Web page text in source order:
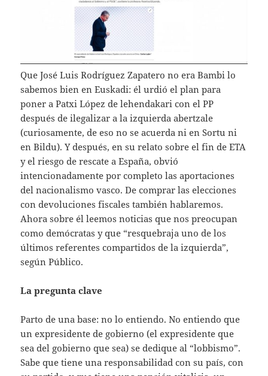
Que José Luis Rodríguez Zapatero no era Bambi lo
sabemos bien en Euskadi: él urdió el plan para
poner a Patxi López de lehendakari con el PP
después de ilegalizar a la izquierda abertzale
(curiosamente, de eso no se acuerda ni en Sortu ni
en Bildu). Y después, en su relato sobre el fin de ETA
y el riesgo de rescate a España, obvió
intencionadamente por completo las aportaciones
del nacionalismo vasco. De comprar las elecciones
con devoluciones fiscales también hablaremos.
Ahora sobre él leemos noticias que nos preocupan
como demócratas y que “resquebraja uno de los
últimos referentes compartidos de la izquierda”,
según Público.
La pregunta clave
Parto de una base: no lo entiendo. No entiendo que
un expresidente de gobierno (el expresidente que
sea del gobierno que sea) se dedique al “lobbismo”.
Sabe que tiene una responsabilidad con su país, con